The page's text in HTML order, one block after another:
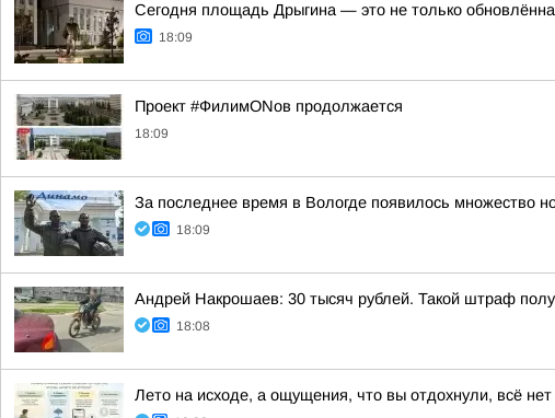
Сегодня площадь Дрыгина — это не только
18:09
Проект #ФилимONов продолжается
18:09
За последнее время в Вологде появилось множество
18:09
Андрей Накрошаев: 30 тысяч рублей. Такой штраф
18:08
Лето на исходе, а ощущения, что вы отдохнули, всё нет